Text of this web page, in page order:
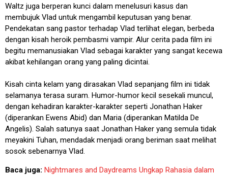
Waltz juga berperan kunci dalam menelusuri kasus dan
membujuk Vlad untuk mengambil keputusan yang benar.
Pendekatan sang pastor terhadap Vlad terlihat elegan, berbeda
dengan kisah heroik pembasmi vampir. Alur cerita pada film ini
begitu memanusiakan Vlad sebagai karakter yang sangat kecewa
akibat kehilangan orang yang paling dicintai.
Kisah cinta kelam yang dirasakan Vlad sepanjang film ini tidak
selamanya terasa suram. Humor-humor kecil sesekali muncul,
dengan kehadiran karakter-karakter seperti Jonathan Haker
(diperankan Ewens Abid) dan Maria (diperankan Matilda De
Angelis). Salah satunya saat Jonathan Haker yang semula tidak
meyakini Tuhan, mendadak menjadi orang beriman saat melihat
sosok sebenarnya Vlad.
Baca juga: Nightmares and Daydreams Ungkap Rahasia dalam